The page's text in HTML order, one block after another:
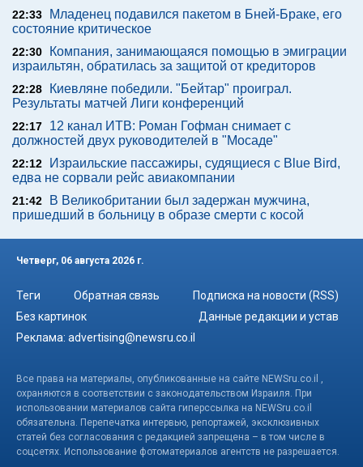
22:33
Младенец подавился пакетом в Бней-Браке, его
состояние критическое
22:30
Компания, занимающаяся помощью в эмиграции
израильтян, обратилась за защитой от кредиторов
22:28
Киевляне победили. "Бейтар" проиграл.
Результаты матчей Лиги конференций
22:17
12 канал ИТВ: Роман Гофман снимает с
должностей двух руководителей в "Мосаде"
22:12
Израильские пассажиры, судящиеся с Blue Bird,
едва не сорвали рейс авиакомпании
21:42
В Великобритании был задержан мужчина,
пришедший в больницу в образе смерти с косой
Четверг, 06 августа 2026 г.
Теги Обратная связь
Подписка на новости (RSS)
Без картинок
Данные редакции и устав
Реклама: advertising@newsru.co.il
Все права на материалы, опубликованные на сайте NEWSru.co.il ,
охраняются в соответствии с законодательством Израиля. При
использовании материалов сайта гиперссылка на NEWSru.co.il
обязательна. Перепечатка интервью, репортажей, эксклюзивных
статей без согласования с редакцией запрещена – в том числе в
соцсетях. Использование фотоматериалов агентств не разрешается.